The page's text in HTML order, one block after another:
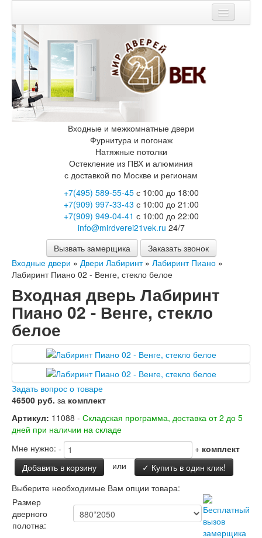
Корзина
Каталог
Входные двери
Двери с терморазрывом для улицы
Противопожарные двери
Двери Бункер
Двери Лекс
Двери Термодор
Арктика
Монолит
Стайл
Термо
Термо Лацио
Флагман
Электрозамок Смарт
Заводские двери
Двери Лабиринт
Лабиринт Аляска Лайт
Лабиринт Атлантик
Лабиринт Бетон
Лабиринт Гранд
Лабиринт Дверь двойная тамбурная под
заказ
Лабиринт Имперо
Лабиринт Инфинити
Лабиринт Иссида
Лабиринт Карбон
Лабиринт Кармина
Лабиринт Классик Антик медный
Лабиринт Классик Шагрень
Лабиринт Кредор
Лабиринт Лаб Про
Лабиринт Лайн Вайт
Лабиринт Лондон
Лабиринт Лофт
Входные и межкомнатные двери
Фурнитура и погонаж
Натяжные потолки
Остекление из ПВХ и алюминия
с доставкой по Москве и регионам
+7(495) 589-55-45с 10:00 до 18:00
+7(909) 997-33-43 с 10:00 до 21:00
+7(909) 949-04-41 с 10:00 до 22:00
info@mirdverei21vek.ru 24/7
Вызвать замерщика
Заказать звонок
Входные двери » Двери Лабиринт» Лабиринт Пиано »
Лабиринт Пиано 02 - Венге, стекло белое
Входная дверь Лабиринт
Пиано 02 - Венге, стекло
белое
Задать вопрос о товаре
46500 руб. за комплект
Артикул: 11088 - Складская программа, доставка от 2 до 5
дней при наличии на складе
Мне нужно: - + комплект
Добавить в корзину
или
✓ Купить в один клик!
Выберите необходимые Вам опции товара:
Размер
дверного
полотна: